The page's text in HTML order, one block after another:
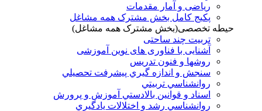
ریاضی و آمار مقدمات
پکیج کامل بخش مشترک همه مشاغل
حیطه تخصصی(بخش مشترک همه مشاغل)
تربیت چند ساحتی
آشنایی با فناوری های نوین آموزشی
روشها و فنون تدريس
سنجش و اندازه گيري پيشرفت تحصيلي
روانشناسي تربيتي
اسناد و قوانين بالادستي آموزش و پرورش
روانشناسي رشد و اختلالات يادگيري